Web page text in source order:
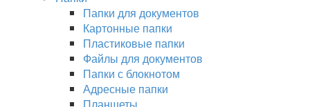
Папки для документов
Картонные папки
Пластиковые папки
Файлы для документов
Папки с блокнотом
Адресные папки